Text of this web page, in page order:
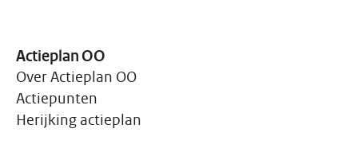
Actieplan OO
Over Actieplan OO
Actiepunten
Herijking actieplan